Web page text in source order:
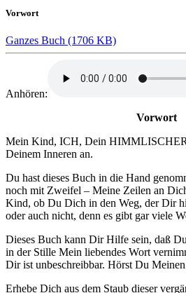
Vorwort
Ganzes Buch (1706 KB)
Anhören:
Vorwort
Mein Kind, ICH, Dein
Deinem Inneren an.
Du hast dieses Buch in die Hand
noch mit Zweifel – Meine Zeilen an
Kind, ob Du Dich in den Weg, der Dir
oder auch nicht, denn es gibt gar viele
Dieses Buch kann Dir Hilfe sein, daß
in der Stille Mein liebendes Wort
Dir ist unbeschreibbar. Hörst Du
Erhebe Dich aus dem Staub dieser